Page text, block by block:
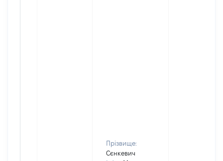
Прізвище:
Сєнкевич